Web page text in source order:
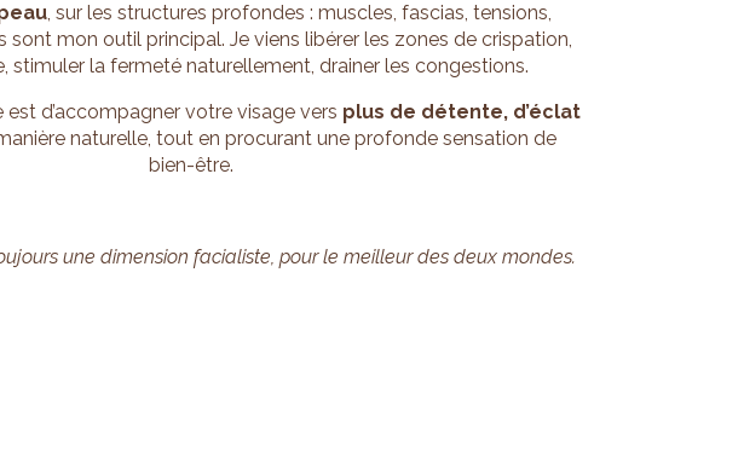
, sur les structures profondes : muscles, fascias, tensions,
sont mon outil principal. Je viens libérer les zones de crispation,
stimuler la fermeté naturellement, drainer les congestions.
est d’accompagner votre visage vers plus de détente, d’éclat
naturelle, tout en procurant une profonde sensation de
bien-être.
une dimension facialiste, pour le meilleur des deux mondes.